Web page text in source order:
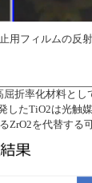
用フィルムの反
折率化材料と
たTiO2は光触
を代替する